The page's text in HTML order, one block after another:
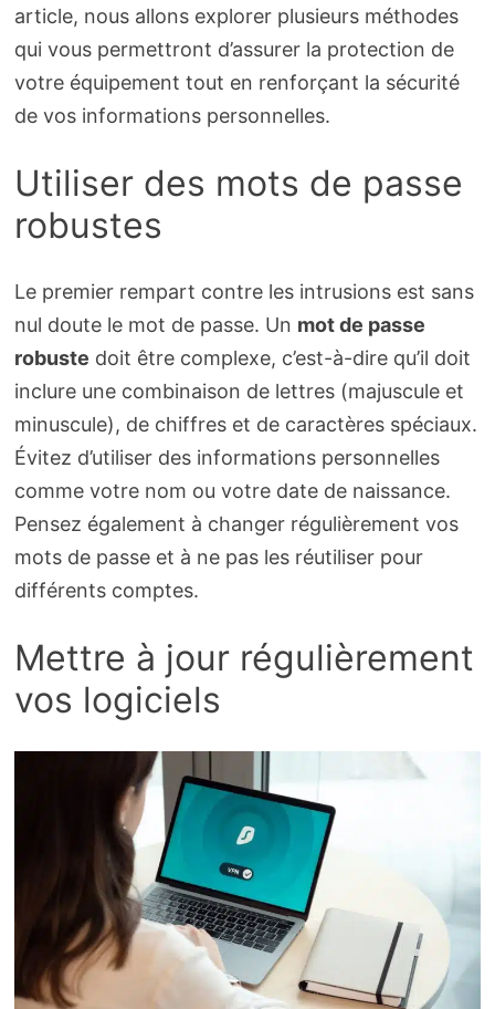
article, nous allons explorer plusieurs méthodes
qui vous permettront d’assurer la protection de
votre équipement tout en renforçant la sécurité
de vos informations personnelles.
Utiliser des mots de passe
robustes
Le premier rempart contre les intrusions est sans
nul doute le mot de passe. Un mot de passe
robuste doit être complexe, c’est-à-dire qu’il doit
inclure une combinaison de lettres (majuscule et
minuscule), de chiffres et de caractères spéciaux.
Évitez d’utiliser des informations personnelles
comme votre nom ou votre date de naissance.
Pensez également à changer régulièrement vos
mots de passe et à ne pas les réutiliser pour
différents comptes.
Mettre à jour régulièrement
vos logiciels